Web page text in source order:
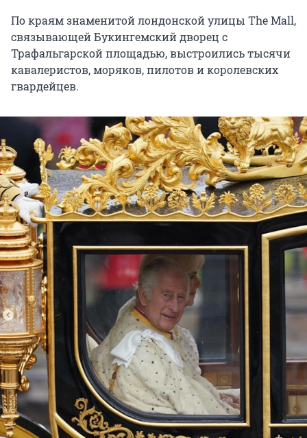
По краям знаменитой лондонской улицы The Mall,
связывающей Букингемский дворец с
Трафальгарской площадью, выстроились тысячи
кавалеристов, моряков, пилотов и королевских
гвардейцев.